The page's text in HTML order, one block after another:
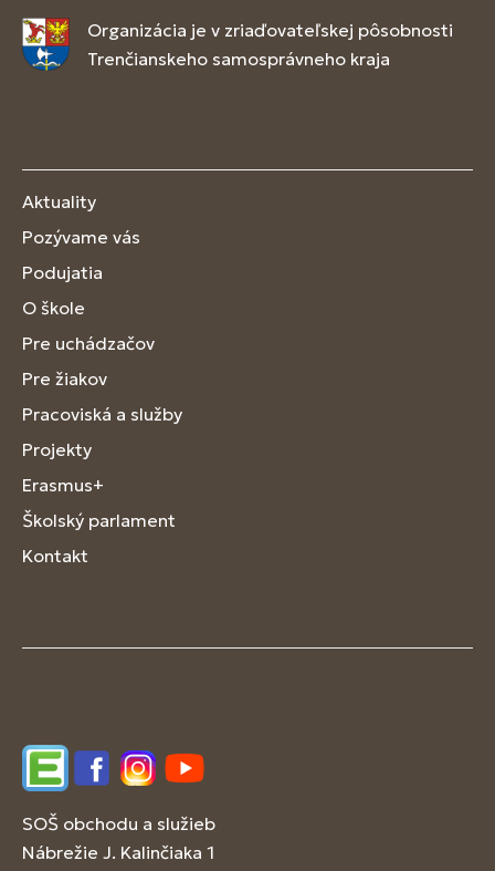
Organizácia je v zriaďovateľskej pôsobnosti
Trenčianskeho samosprávneho kraja
Aktuality
Pozývame vás
Podujatia
O škole
Pre uchádzačov
Pre žiakov
Pracoviská a služby
Projekty
Erasmus+
Školský parlament
Kontakt
EdupageFacebookInstagram
YouTube
SOŠ obchodu a služieb
Nábrežie J. Kalinčiaka 1